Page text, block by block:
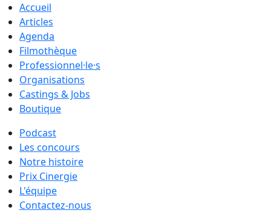
Accueil
Articles
Agenda
Filmothèque
Professionnel·le·s
Organisations
Castings & Jobs
Boutique
Podcast
Les concours
Notre histoire
Prix Cinergie
L'équipe
Contactez-nous